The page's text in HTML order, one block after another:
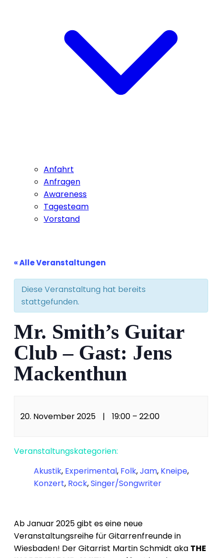
Anfahrt
Anfragen
Awareness
Tagesteam
Vorstand
« Alle Veranstaltungen
Diese Veranstaltung hat bereits
stattgefunden.
Mr. Smith’s Guitar
Club – Gast: Jens
Mackenthun
20. November 2025 | 19:00 – 22:00
Veranstaltungskategorien:
Akustik, Experimental, Folk,Jam, Kneipe,
Konzert, Rock,Singer/Songwriter
Ab Januar 2025 gibt es eine neue
Veranstaltungsreihe für Gitarrenfreunde in
Wiesbaden! Der Gitarrist Martin Schmidt aka THE